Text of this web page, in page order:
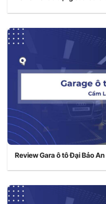
Review Gara ô tô Đại Bảo